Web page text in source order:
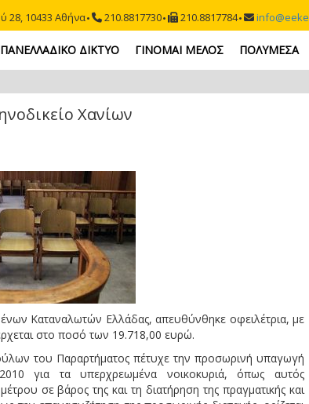
28, 10433 Αθήνα 210.8817730 210.8817784
ΠΑΝΕΛΛΑΔΙΚΟ ΔΙΚΤΥΟ ΓΙΝΟΜΑΙ ΜΕΛΟΣ ΠΟΛΥΜΕΣΑ
Χανίων
Καταναλωτών Ελλάδας, απευθύνθηκε οφειλέτρια, με
στο ποσό των 19.718,00 ευρώ.
του Παραρτήματος πέτυχε την προσωρινή υπαγωγή
για τα υπερχρεωμένα νοικοκυριά, όπως αυτός
σε βάρος της και τη διατήρηση της πραγματικής και